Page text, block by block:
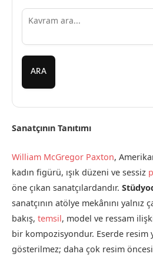
ARA
Sanatçının Tanıtımı
William McGregor Paxton,
kadın figürü, ışık düzeni ve sessiz
öne çıkan sanatçılardandır.
sanatçının atölye mekânını yalnız
bakış, temsil, model ve ressam
bir kompozisyondur. Eserde
gösterilmez; daha çok resim öncesi